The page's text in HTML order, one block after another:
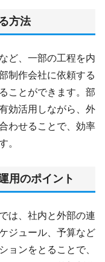
方法
ど、一部の工程を内
制作会社に依頼する
ことができます。部
効活用しながら、外
わせることで、効率
。
用のポイント
は、社内と外部の連
ジュール、予算など
ョンをとることで、